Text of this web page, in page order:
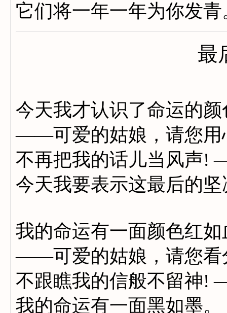
它们将一年一年为你发青
最
今天我才认识了命运的颜
——可爱的姑娘，请您用
不再把我的话儿当风声
今天我要表示这最后的坚
我的命运有一面颜色红如
——可爱的姑娘，请您看
不跟瞧我的信般不留神
我的命运有一面黑如墨。